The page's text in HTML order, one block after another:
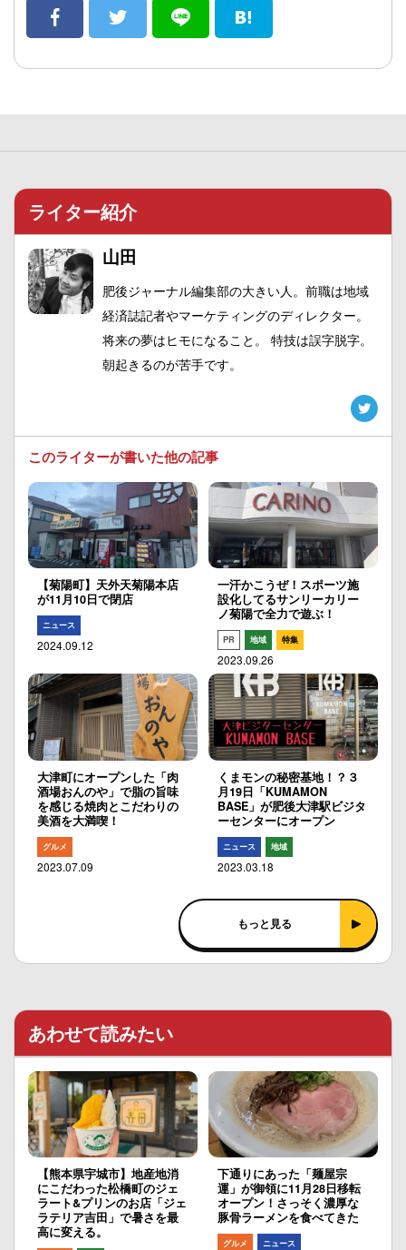
ライター紹介
山田
肥後ジャーナル編集部の大きい人。前職は地域
経済誌記者やマーケティングのディレクター。
将来の夢はヒモになること。 特技は誤字脱字。
朝起きるのが苦手です。
このライターが書いた他の記事
【菊陽町】天外天菊陽本店
が11月10日で閉店
ニュース
2024.09.12
一汗かこうぜ！スポーツ施
設化してるサンリーカリー
ノ菊陽で全力で遊ぶ！
PR 地域 特集
2023.09.26
大津町にオープンした「肉
酒場おんのや」で脂の旨味
を感じる焼肉とこだわりの
美酒を大満喫！
グルメ
2023.07.09
くまモンの秘密基地！？３
月19日「KUMAMON
BASE」が肥後大津駅ビジタ
ーセンターにオープン
ニュース 地域
2023.03.18
もっと見る
あわせて読みたい
【熊本県宇城市】地産地消
にこだわった松橋町のジェ
ラート&プリンのお店「ジェ
ラテリア吉田」で暑さを最
高に変える。
下通りにあった「麺屋宗
運」が御領に11月28日移転
オープン！さっそく濃厚な
豚骨ラーメンを食べてきた
グルメ ニュース